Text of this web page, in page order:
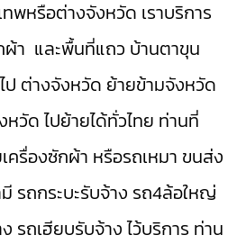
พหรือต่างจังหวัด เราบริการ
ผ้า และพื้นที่แถว บ้านตาขุน
ป ต่างจังหวัด ย้ายข้ามจังหวัด
วัด ไปย้ายได้ทั่วไทย ท่านที่
ครื่องซักผ้า หรือรถเหมา ขนส่ง
รถกระบะรับจ้าง รถ4ล้อใหญ่
รถเฮียบรับจ้างไว้บริการ ท่าน